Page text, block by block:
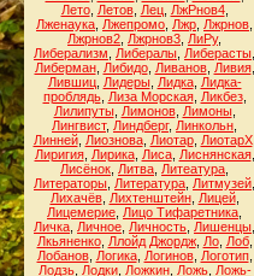
Лето, Летов, Лец, ЛжРнов4,
Лженаука Лжепромо Лжр Лжрнов
Лжрнов2 Лжрнов3 ЛиРу,
Либерализм
Либералы Либерасты
Либерман, Либидо, Ливанов, Ливия,
Лившиц, Лидеры, Лидка, Лидка-
проблядь, Лиза Морская, Ликбез,
Лилипуты, Лимонов, Лимоны,
Лингвист, Линдберг, Линкольн
Линней, Лиознова, Лиотар, ЛиотарХ,
Лиригия, Лирика, Лиса, Лиснянская,
Лисёнок Литва Литеатура
Литераторы Литература Литмузей
Лихачёв, Лихтенштейн, Лицей,
Лицемерие Лицо Тифаретника
Личка Личное Личность Лишенцы
Лкьяненко, Ллойд Джордж, Ло, Лоб,
Лобанов, Логика, Логинов, Логотип,
Лодзь, Лодки, Ложкин, Ложь, Ложь-